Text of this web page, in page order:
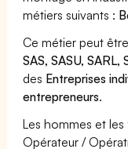
métiers suivants :
Ce métier peut
SAS, SASU, SARL,
des Entreprises
entrepreneurs.
Les hommes et
Opérateur /